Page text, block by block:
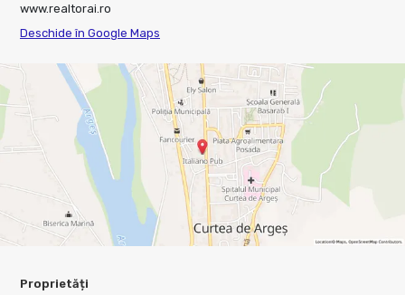
www.realtorai.ro
Deschide în Google Maps
Proprietăți